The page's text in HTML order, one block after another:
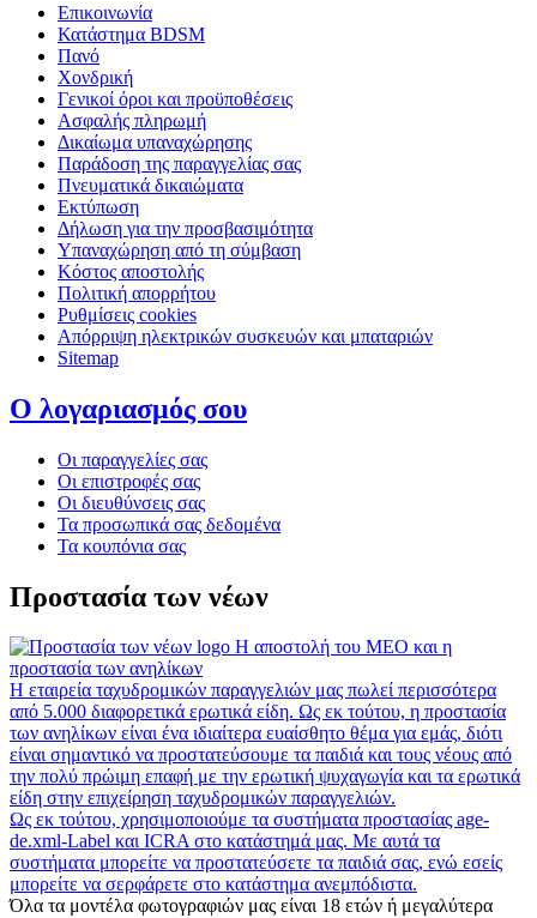
Επικοινωνία
Κατάστημα BDSM
Πανό
Χονδρική
Γενικοί όροι και προϋποθέσεις
Ασφαλής πληρωμή
Δικαίωμα υπαναχώρησης
Παράδοση της παραγγελίας σας
Πνευματικά δικαιώματα
Εκτύπωση
Δήλωση για την προσβασιμότητα
Υπαναχώρηση από τη σύμβαση
Κόστος αποστολής
Πολιτική απορρήτου
Ρυθμίσεις cookies
Απόρριψη ηλεκτρικών συσκευών και μπαταριών
Sitemap
Ο λογαριασμός σου
Οι παραγγελίες σας
Οι επιστροφές σας
Οι διευθύνσεις σας
Τα προσωπικά σας δεδομένα
Τα κουπόνια σας
Προστασία των νέων
Η αποστολή του MEO και η
προστασία των ανηλίκων
Η εταιρεία ταχυδρομικών παραγγελιών μας πωλεί περισσότερα
από 5.000 διαφορετικά ερωτικά είδη. Ως εκ τούτου, η προστασία
των ανηλίκων είναι ένα ιδιαίτερα ευαίσθητο θέμα για εμάς, διότι
είναι σημαντικό να προστατεύσουμε τα παιδιά και τους νέους από
την πολύ πρώιμη επαφή με την ερωτική ψυχαγωγία και τα ερωτικά
είδη στην επιχείρηση ταχυδρομικών παραγγελιών.
Ως εκ τούτου, χρησιμοποιούμε τα συστήματα προστασίας age-
de.xml-Label και ICRA στο κατάστημά μας. Με αυτά τα
συστήματα μπορείτε να προστατεύσετε τα παιδιά σας, ενώ εσείς
μπορείτε να σερφάρετε στο κατάστημα ανεμπόδιστα.
Όλα τα μοντέλα φωτογραφιών μας είναι 18 ετών ή μεγαλύτερα